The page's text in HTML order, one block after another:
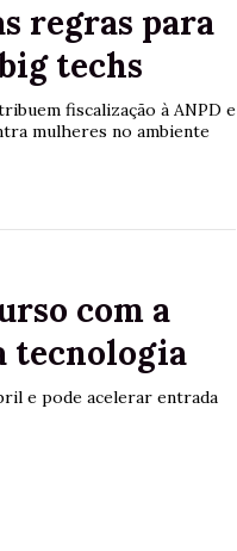
regras para
techs
fiscalização à ANPD e
mulheres no ambiente
com a
tecnologia
e pode acelerar entrada